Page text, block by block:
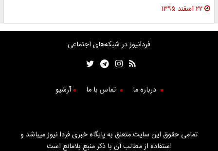
۲۲ اسفند ۱۳۹۵
فردانیوز در شبکه‌های اجتماعی
درباره ما تماس با ما آرشیو
تمامی حقوق این سایت متعلق به پایگاه خبری فردا نیوز میباشد و
استفاده از مطالب آن با ذکر منبع بلامانع است